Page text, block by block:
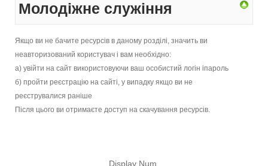
Молодіжне служіння
Якщо ви не бачите ресурсів в даному розділі, значить ви
неавторизований користувач і вам необхідно:
а) увійти на сайт використовуючи ваш особистий логін іпароль
б) пройти реєстрацію на сайті, у випадку якщо ви не
реєструвалися раніше
Після цього ви отримаєте доступ на скачування ресурсів.
Display Num